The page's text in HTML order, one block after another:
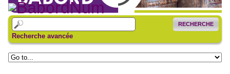
RECHERCHE
Recherche avancée